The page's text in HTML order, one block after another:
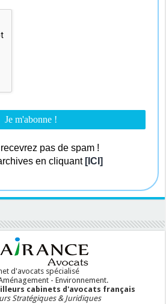
pas de spam !
en cliquant [ICI]
d'avocats spécialisé
- Environnement.
cabinets d'avocats français
Stratégiques & Juridiques